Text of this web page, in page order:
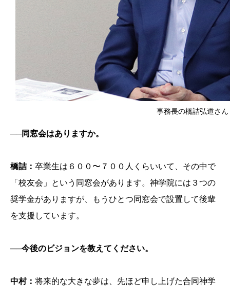
事務長の橋詰弘道さん
──同窓会はありますか。
橋詰： 卒業生は６００〜７００人くらいいて、その中で
「校友会」という同窓会があります。神学院には３つの
奨学金がありますが、もうひとつ同窓会で設置して後輩
を支援しています。
──今後のビジョンを教えてください。
中村： 将来的な大きな夢は、先ほど申し上げた合同神学